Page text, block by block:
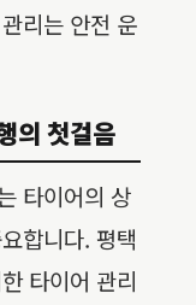
리는 안전 운
의 첫걸음
타이어의 상
합니다. 평택
타이어 관리